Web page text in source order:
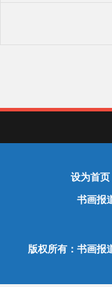
设为首页
书画报
版权所有：书画